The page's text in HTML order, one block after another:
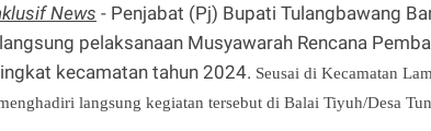
News - Penjabat (Pj) Bupati Tulangbawang
pelaksanaan Musyawarah Rencana
kecamatan tahun 2024. Seusai di Kecamatan
langsung kegiatan tersebut di Balai Tiyuh/Desa